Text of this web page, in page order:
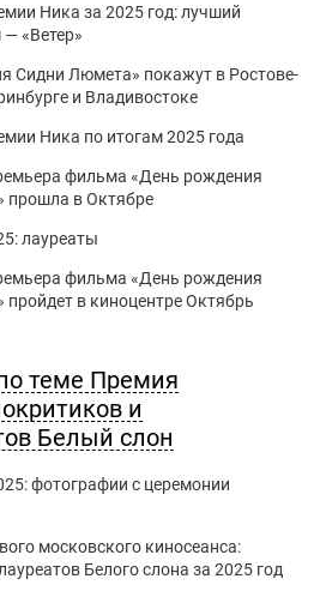
Ника за 2025 год: лучший
«Ветер»
Сидни Люмета» покажут в Ростове-
и Владивостоке
Ника по итогам 2025 года
фильма «День рождения
прошла в Октябре
лауреаты
фильма «День рождения
в киноцентре Октябрь
теме Премия
и
Белый слон
фотографии с церемонии
московского киносеанса:
Белого слона за 2025 год